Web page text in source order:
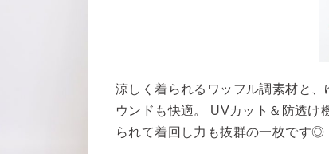
涼しく着られるワッフル調素材と
ウンドも快適。 UVカット＆防透け
られて着回し力も抜群の一枚です◎